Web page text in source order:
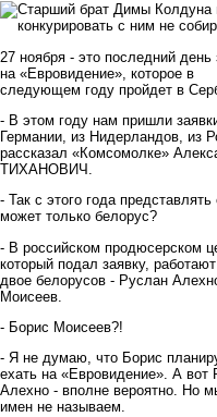
Старший брат Димы Колдуна
конкурировать с ним не
27 ноября - это последний день
на «Евровидение», которое в
следующем году пройдет в
- В этом году нам пришли
Германии, из Нидерландов, из
рассказал «Комсомолке»
ТИХАНОВИЧ.
- Так с этого года представлять
может только белорус?
- В российском продюсерском
который подал заявку,
двое белорусов - Руслан
Моисеев.
- Борис Моисеев?!
- Я не думаю, что Борис
ехать на «Евровидение». А вот
Алехно - вполне вероятно. Но
имен не называем.